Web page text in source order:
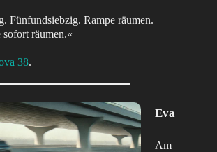
Fünfundsiebzig. Rampe räumen.
räumen.«
38.
Eva
Am